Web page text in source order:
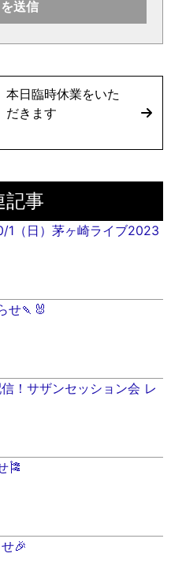
本日臨時休業をいた
だきます
記事
1（日）茅ヶ崎ライブ2023
せ🍡🐰
！サザンセッション会 レ
🎏
🎉